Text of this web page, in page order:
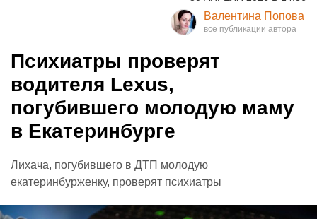
Валентина Попова
Психиатры проверят
водителя Lexus,
погубившего молодую маму
в Екатеринбурге
Лихача, погубившего в ДТП молодую
екатеринбурженку, проверят психиатры